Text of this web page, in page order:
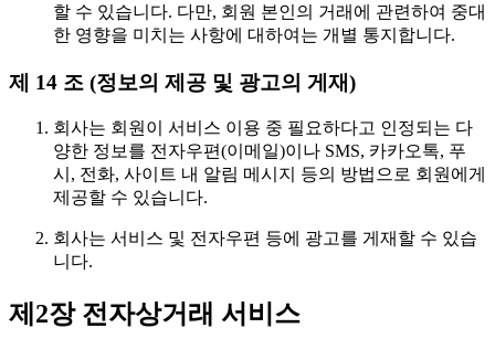
할 수 있습니다. 다만, 회원 본인의 거래에 관련하여 중대
한 영향을 미치는 사항에 대하여는 개별 통지합니다.
제 14 조 (정보의 제공 및 광고의 게재)
회사는 회원이 서비스 이용 중 필요하다고 인정되는 다
양한 정보를 전자우편(이메일)이나 SMS, 카카오톡, 푸
시, 전화, 사이트 내 알림 메시지 등의 방법으로 회원에게
제공할 수 있습니다.
회사는 서비스 및 전자우편 등에 광고를 게재할 수 있습
니다.
제2장 전자상거래 서비스